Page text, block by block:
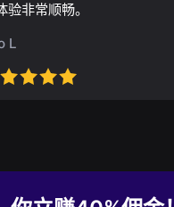
验非常顺畅。
L